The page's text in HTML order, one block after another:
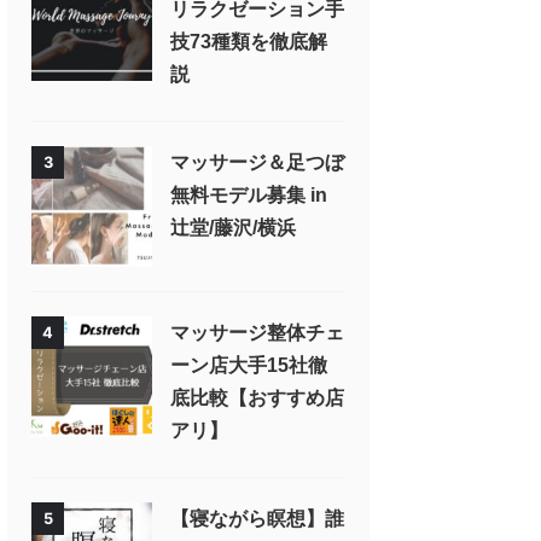
リラクゼーション手
技73種類を徹底解
説
3
マッサージ＆足つぼ
無料モデル募集 in
辻堂/藤沢/横浜
4
マッサージ整体チェ
ーン店大手15社徹
底比較【おすすめ店
アリ】
5
【寝ながら瞑想】誰